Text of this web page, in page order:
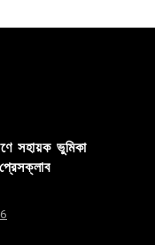
সহায়ক ভুমিকা